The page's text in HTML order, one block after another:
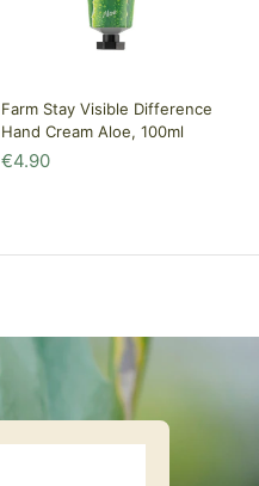
Farm Stay Visible Difference
Hand Cream Aloe, 100ml
€4.90